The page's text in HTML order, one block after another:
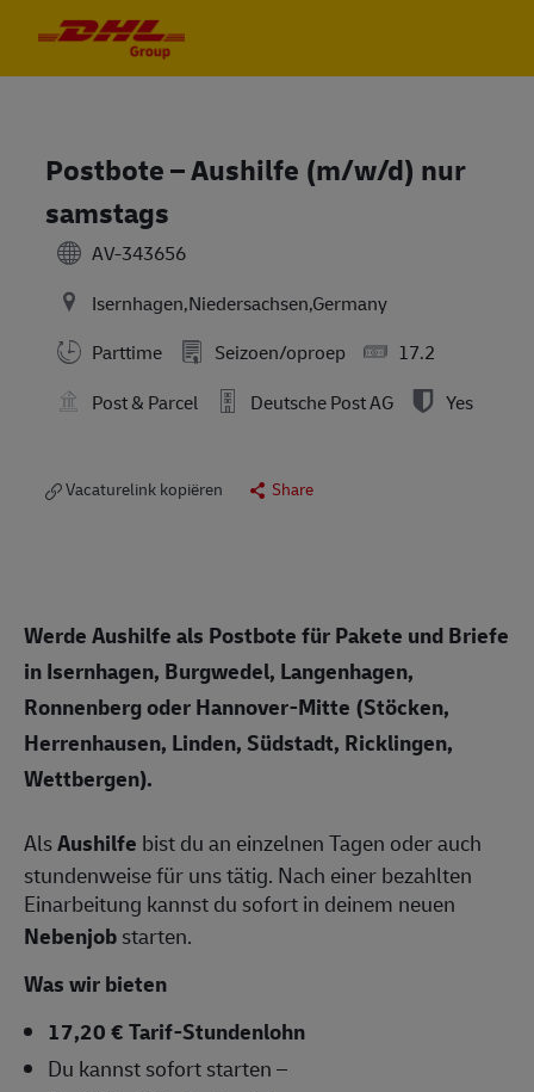
Postbote – Aushilfe (m/w/d) nur
samstags
AV-343656
Isernhagen,Niedersachsen,Germany
Parttime
Seizoen/oproep
17.2
Post & Parcel
Deutsche Post AG Yes
Vacaturelink kopiëren Share
Werde Aushilfe als Postbote für Pakete und Briefe
in Isernhagen, Burgwedel, Langenhagen,
Ronnenberg oder Hannover-Mitte (Stöcken,
Herrenhausen, Linden, Südstadt, Ricklingen,
Wettbergen).
AlsAushilfe bist du an einzelnen Tagen oder auch
stundenweise für uns tätig. Nach einer bezahlten
Einarbeitung kannst du sofort in deinem neuen
Nebenjobstarten.
Was wir bieten
17,20 € Tarif-Stundenlohn
Du kannst sofort starten –